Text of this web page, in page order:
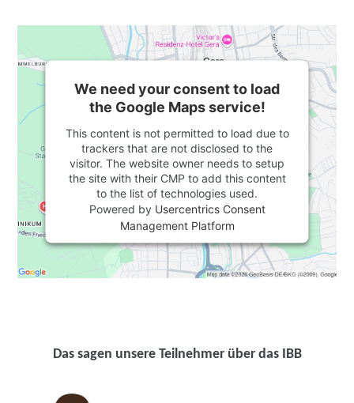
We need your consent to load
the Google Maps service!
This content is not permitted to load due to
trackers that are not disclosed to the
visitor. The website owner needs to setup
the site with their CMP to add this content
to the list of technologies used.
Powered by Usercentrics Consent
Management Platform
Das sagen unsere Teilnehmer über das IBB